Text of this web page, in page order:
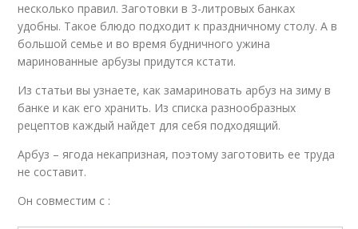
несколько правил. Заготовки в 3-литровых банках
удобны. Такое блюдо подходит к праздничному столу. А в
большой семье и во время будничного ужина
маринованные арбузы придутся кстати.
Из статьи вы узнаете, как замариновать арбуз на зиму в
банке и как его хранить. Из списка разнообразных
рецептов каждый найдет для себя подходящий.
Арбуз – ягода некапризная, поэтому заготовить ее труда
не составит.
Он совместим с :